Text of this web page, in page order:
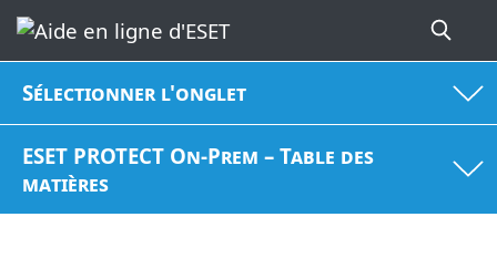
Sélectionner l'onglet
ESET PROTECT On-Prem – Table des
matières